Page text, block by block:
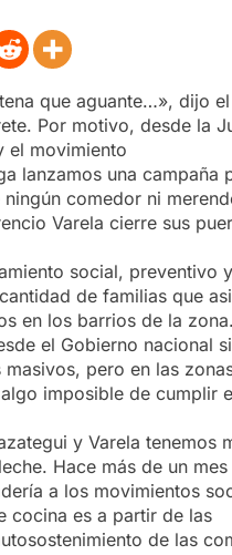
que aguante…», dijo el
Por motivo, desde la
el movimiento
lanzamos una campaña
comedor ni
Varela cierre sus
social, preventivo y
de familias que
en los barrios de la
el Gobierno nacional
pero en las
imposible de cumplir
y Varela tenemos
Hace más de un
a los movimientos
cocina es a partir de las
de las